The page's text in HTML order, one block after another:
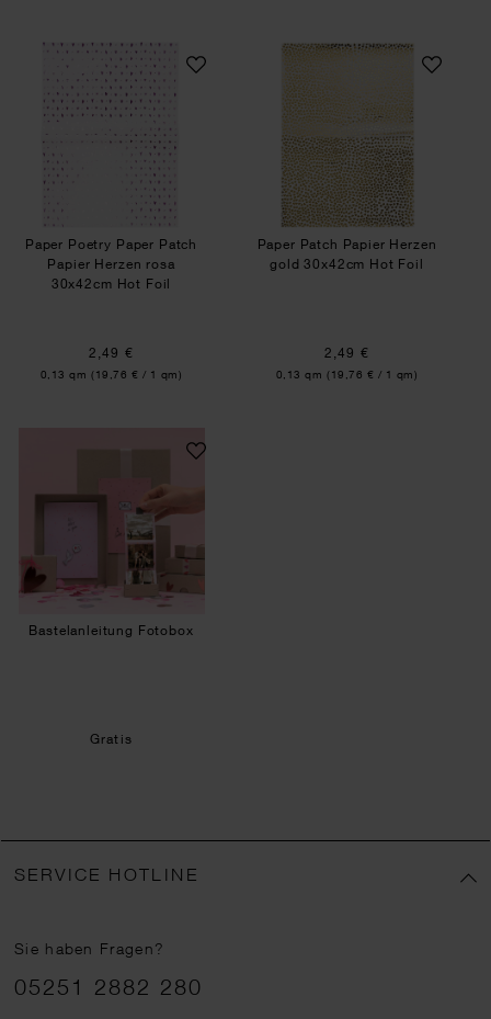
Paper Poetry Paper Patch Papier Herzen rosa
Paper Poetry Paper Patch
Papier Herzen rosa
30x42cm Hot Foil
2,49 €
Inhalt:
0,13 qm (19,76 € / 1 qm)
Paper Patch
Paper Patch Papier Herzen
gold 30x42cm Hot Foil
2,49 €
Inhalt:
0,13 qm (19,76 € / 1 qm)
Bastelanleitung Fotobox
Bastelanleitung Fotobox
Gratis
SERVICE HOTLINE
Sie haben Fragen?
Telefonnummer
05251 2882 280